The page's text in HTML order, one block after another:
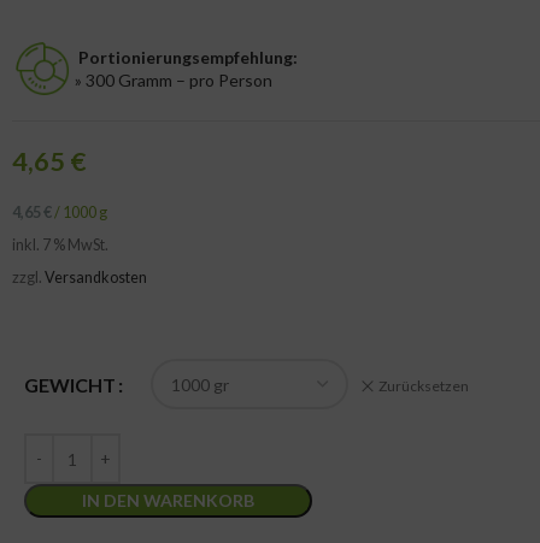
Portionierungsempfehlung:
» 300 Gramm – pro Person
4,65 €
4,65 €/ 1000 g
inkl. 7 % MwSt.
zzgl. Versandkosten
GEWICHT Zurücksetzen
IN DEN WARENKORB